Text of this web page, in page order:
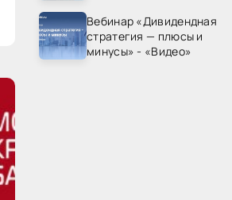
Вебинар «Дивидендная
стратегия — плюсы и
минусы» - «Видео»